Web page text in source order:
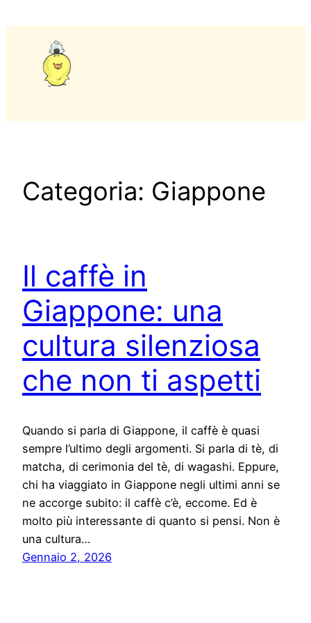
contenuto
Categoria: Giappone
Il caffè in
Giappone: una
cultura silenziosa
che non ti aspetti
Quando si parla di Giappone, il caffè è quasi
sempre l’ultimo degli argomenti. Si parla di tè, di
matcha, di cerimonia del tè, di wagashi. Eppure,
chi ha viaggiato in Giappone negli ultimi anni se
ne accorge subito: il caffè c’è, eccome. Ed è
molto più interessante di quanto si pensi. Non è
una cultura…
Gennaio 2, 2026